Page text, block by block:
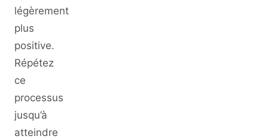
légèrement
plus
positive.
Répétez
ce
processus
jusqu’à
atteindre